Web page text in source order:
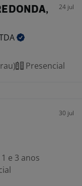
24 jul
Presencial
30 jul
e 3 anos